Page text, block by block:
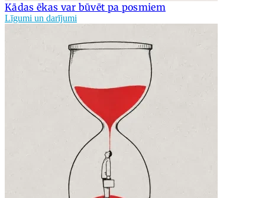
Kādas ēkas var būvēt pa posmiem
Līgumi un darījumi